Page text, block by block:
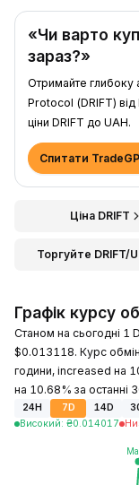
«Чи варто
зараз?»
Отримайте глибоку
Protocol (DRIFT) від
ціни DRIFT до UAH.
Спитати
Ціна DRIFT
Торгуйте DRIFT/
Графік курсу
Станом на сьогодні 1
$0.013118. Курс
години, increased на
на 10.68% за останні
24H 7D 14D
Високий: ₴0.014017